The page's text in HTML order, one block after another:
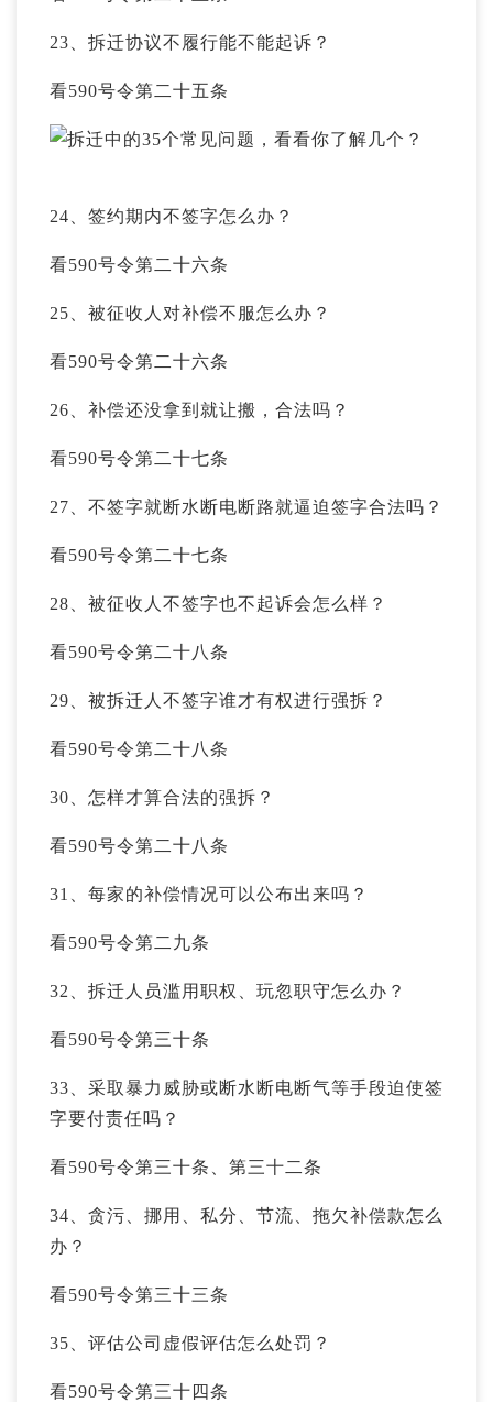
23、拆迁协议不履行能不能起诉？
看590号令第二十五条
24、签约期内不签字怎么办？
看590号令第二十六条
25、被征收人对补偿不服怎么办？
看590号令第二十六条
26、补偿还没拿到就让搬，合法吗？
看590号令第二十七条
27、不签字就断水断电断路就逼迫签字合法吗？
看590号令第二十七条
28、被征收人不签字也不起诉会怎么样？
看590号令第二十八条
29、被拆迁人不签字谁才有权进行强拆？
看590号令第二十八条
30、怎样才算合法的强拆？
看590号令第二十八条
31、每家的补偿情况可以公布出来吗？
看590号令第二九条
32、拆迁人员滥用职权、玩忽职守怎么办？
看590号令第三十条
33、采取暴力威胁或断水断电断气等手段迫使签
字要付责任吗？
看590号令第三十条、第三十二条
34、贪污、挪用、私分、节流、拖欠补偿款怎么
办？
看590号令第三十三条
35、评估公司虚假评估怎么处罚？
看590号令第三十四条